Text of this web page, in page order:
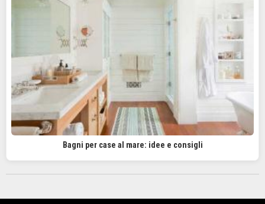
Bagni per case al mare: idee e consigli